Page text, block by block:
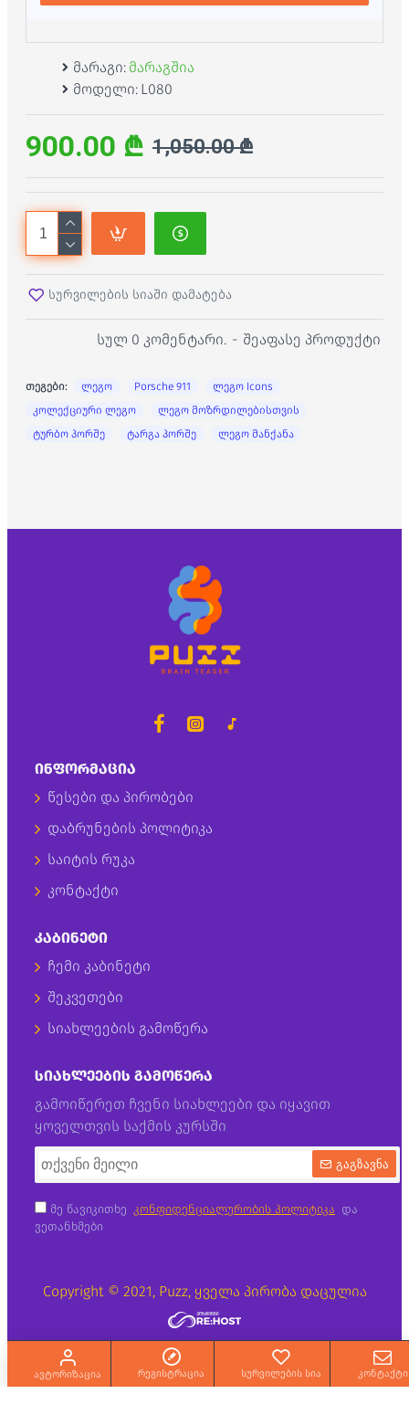
მარაგი: მარაგშია
მოდელი: L080
სულ 0 კომენტარი. - შეაფასე პროდუქტი
900.00 ₾ 1,050.00 ₾
სურვილების სიაში დამატება
თეგები: ლეგო Porsche 911
ლეგო Icons
კოლექციური ლეგო
ლეგო მოზრდილებისთვის
ტურბო პორშე
ტარგა პორშე ლეგო მანქანა
ᲘᲜᲤᲝᲠᲛᲐᲪᲘᲐ
წესები და პირობები
დაბრუნების პოლიტიკა
საიტის რუკა
კონტაქტი
ᲙᲐᲑᲘᲜᲔᲢᲘ
ჩემი კაბინეტი
შეკვეთები
სიახლეების გამოწერა
ᲡᲘᲐᲮᲚᲔᲔᲑᲘᲡ ᲒᲐᲛᲝᲬᲔᲠᲐ
გამოიწერეთ ჩვენი სიახლეები და იყავით
ყოველთვის საქმის კურსში
გაგზავნა
მე წავიკითხე კონფიდენციალურობის პოლიტიკა და
ვეთანხმები
Copyright © 2021, Puzz, ყველა პირობა დაცულია
ავტორიზაცია რეგისტრაცია სურვილების სია კონტაქტი